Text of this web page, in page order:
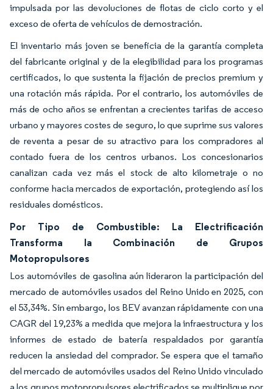
impulsada por las devoluciones de flotas de ciclo corto y el
exceso de oferta de vehículos de demostración.
El inventario más joven se beneficia de la garantía completa
del fabricante original y de la elegibilidad para los programas
certificados, lo que sustenta la fijación de precios premium y
una rotación más rápida. Por el contrario, los automóviles de
más de ocho años se enfrentan a crecientes tarifas de acceso
urbano y mayores costes de seguro, lo que suprime sus valores
de reventa a pesar de su atractivo para los compradores al
contado fuera de los centros urbanos. Los concesionarios
canalizan cada vez más el stock de alto kilometraje o no
conforme hacia mercados de exportación, protegiendo así los
residuales domésticos.
Por Tipo de Combustible: La Electrificación
Transforma la Combinación de Grupos
Motopropulsores
Los automóviles de gasolina aún lideraron la participación del
mercado de automóviles usados del Reino Unido en 2025, con
el 53,34%. Sin embargo, los BEV avanzan rápidamente con una
CAGR del 19,23% a medida que mejora la infraestructura y los
informes de estado de batería respaldados por garantía
reducen la ansiedad del comprador. Se espera que el tamaño
del mercado de automóviles usados del Reino Unido vinculado